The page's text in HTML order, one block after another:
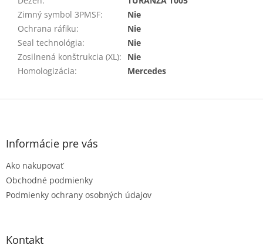
Zimný symbol 3PMSF:
Nie
Ochrana ráfiku:
Nie
Seal technológia:
Nie
Zosilnená konštrukcia (XL):
Nie
Homologizácia: Mercedes
Z
Informácie pre vás
Ako nakupovať
Obchodné podmienky
Podmienky ochrany osobných údajov
Kontakt